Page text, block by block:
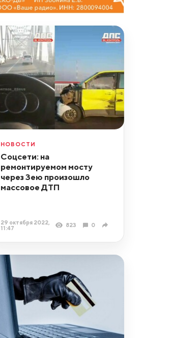
НОВОСТИ
Соцсети: на
ремонтируемом мосту
через Зею произошло
массовое ДТП
29 октября 2022,
11:47
823 0